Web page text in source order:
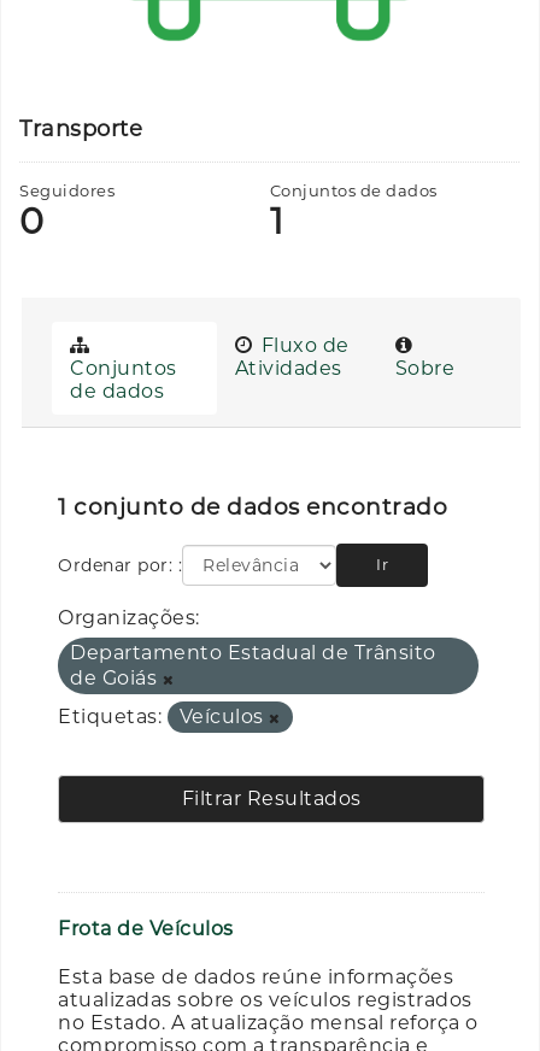
Transporte
Seguidores
0
Conjuntos de dados
1
Conjuntos
de dados
Fluxo de
Atividades
Sobre
1 conjunto de dados encontrado
Ordenar por: Ir
Organizações:
Departamento Estadual de Trânsito
de Goiás
Etiquetas:
Veículos
Filtrar Resultados
Frota de Veículos
Esta base de dados reúne informações
atualizadas sobre os veículos registrados
no Estado. A atualização mensal reforça o
compromisso com a transparência e